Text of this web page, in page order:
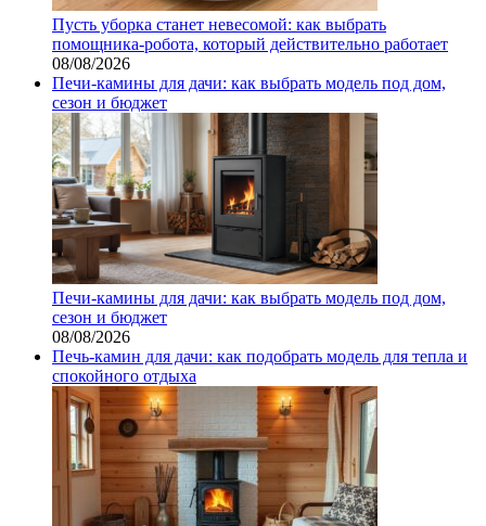
Пусть уборка станет невесомой: как выбрать
помощника‑робота, который действительно работает
08/08/2026
Печи-камины для дачи: как выбрать модель под дом,
сезон и бюджет
Печи-камины для дачи: как выбрать модель под дом,
сезон и бюджет
08/08/2026
Печь-камин для дачи: как подобрать модель для тепла и
спокойного отдыха